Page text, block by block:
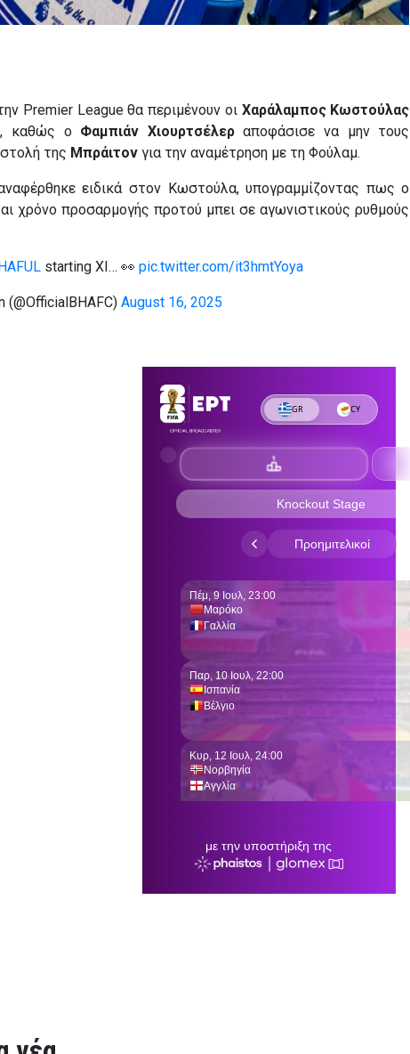
Premier League θα περιμένουν οι Χαράλαμπος Κωστούλας
, καθώς ο Φαμπιάν Χιουρτσέλεραποφάσισε να μην τους
της Μπράιτον για την αναμέτρηση με τη Φούλαμ.
ειδικά στον Κωστούλα, υπογραμμίζοντας πως ο
χρόνο προσαρμογής προτού μπει σε αγωνιστικούς ρυθμούς
starting XI… 👀 pic.twitter.com/it3hmtYoya
(@OfficialBHAFC) August 16, 2025